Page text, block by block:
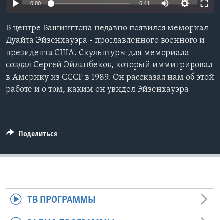
СОЦИАЛЬНЫЕ СЕТИ
Языки
0:00 6:41
В центре Вашингтона недавно появился мемориал
Дуайта Эйзенхауэра - прославленного военного и
президента США. Скульптуры для мемориала
создал Сергей Эйланбеков, который иммигрировал
в Америку из СССР в 1989. Он рассказал нам об этой
работе и о том, каким он увидел Эйзенхауэра
Поделиться
ТВ ПРОГРАММЫ